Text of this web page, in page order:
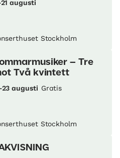
augusti
Stockholm
– Tre
Två kvintett
augusti Gratis
Stockholm